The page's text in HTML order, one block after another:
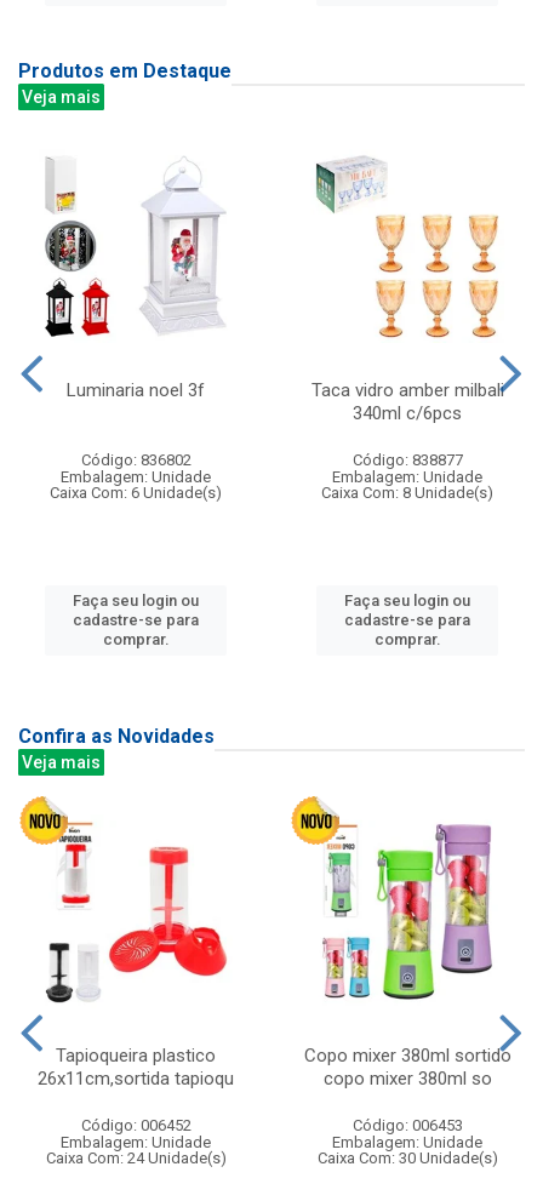
Produtos em Destaque
Veja mais
Luminaria noel 3f
Código: 836802
Embalagem: Unidade
Caixa Com: 6 Unidade(s)
Faça seu login ou
cadastre-se para
comprar.
Taca vidro amber milbali
340ml c/6pcs
Código: 838877
Embalagem: Unidade
Caixa Com: 8 Unidade(s)
Faça seu login ou
cadastre-se para
comprar.
Confira as Novidades
Veja mais
Tapioqueira plastico
26x11cm,sortida tapioqu
Código: 006452
Embalagem: Unidade
Caixa Com: 24 Unidade(s)
Copo mixer 380ml sortido
copo mixer 380ml so
Código: 006453
Embalagem: Unidade
Caixa Com: 30 Unidade(s)